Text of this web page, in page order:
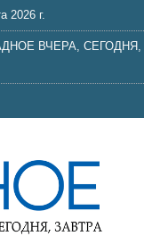
2026 г.
ВЧЕРА, СЕГОДНЯ,